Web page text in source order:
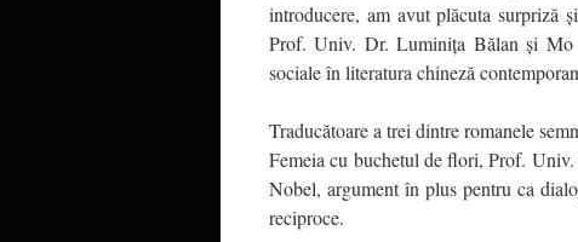
introducere, am avut plăcuta surpriză
Prof. Univ. Dr. Luminița Bălan și Mo
sociale în literatura chineză
Traducătoare a trei dintre romanele
Femeia cu buchetul de flori, Prof.
Nobel, argument în plus pentru ca
reciproce.